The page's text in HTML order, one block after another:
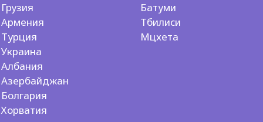
Грузия
Армения
Турция
Украина
Албания
Азербайджан
Болгария
Хорватия
Батуми
Тбилиси
Мцхета